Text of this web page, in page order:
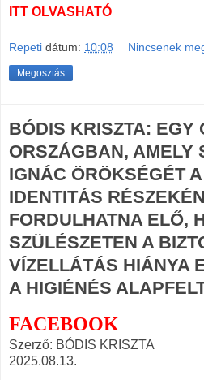
ITT OLVASHATÓ
Repeti dátum: 10:08 Nincsenek
Megosztás
BÓDIS KRISZTA: EGY
ORSZÁGBAN, AMELY
IGNÁC ÖRÖKSÉGÉT
IDENTITÁS
FORDULHATNA ELŐ,
SZÜLÉSZETEN A
VÍZELLÁTÁS HIÁNYA
A HIGIÉNÉS
FACEBOOK
Szerző: BÓDIS KRISZTA
2025.08.13.